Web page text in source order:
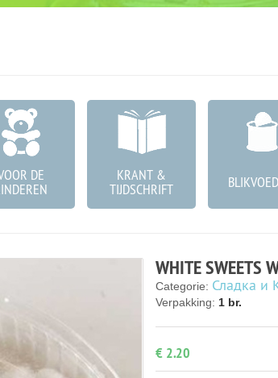
DE KRANT &
TIJDSCHRIFT
WHITE SWEETS
Categorie: Сладка и
Verpakking: 1 br.
€ 2.20